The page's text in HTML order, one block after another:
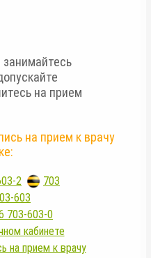
на прием
на прием к врачу
2
703
603
703-603-0
кабинете
на прием к врачу